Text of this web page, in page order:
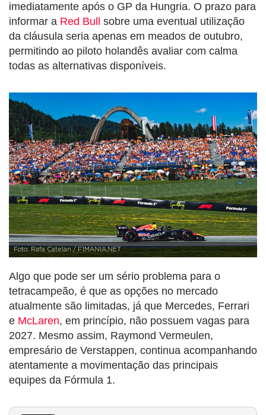
imediatamente após o GP da Hungria. O prazo para
informar a Red Bull
sobre uma eventual utilização
da cláusula seria apenas em meados de outubro,
permitindo ao piloto holandês avaliar com calma
todas as alternativas disponíveis.
Foto: Rafa Catelan / F1MANIA.NET
Algo que pode ser um sério problema para o
tetracampeão, é que as opções no mercado
atualmente são limitadas, já que Mercedes, Ferrari
e McLaren, em princípio, não possuem vagas para
2027. Mesmo assim, Raymond Vermeulen,
empresário de Verstappen, continua acompanhando
atentamente a movimentação das principais
equipes da Fórmula 1.